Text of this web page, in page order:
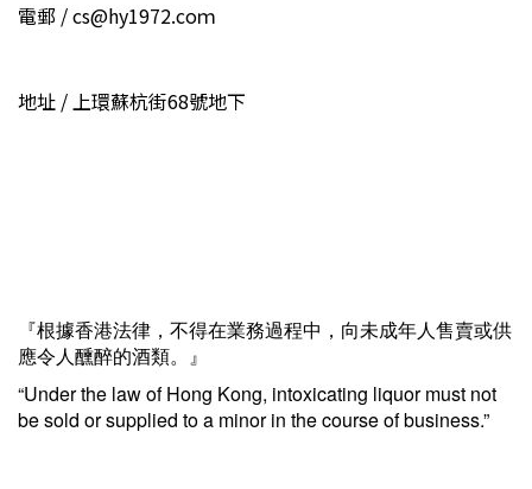
電郵 / cs@hy1972.coｍ
地址 / 上環蘇杭街68號地下
『根據香港法律，不得在業務過程中，向未成年人售賣或供
應令人醺醉的酒類。』
“Under the law of Hong Kong, intoxicating liquor must not
be sold or supplied to a minor in the course of business.”